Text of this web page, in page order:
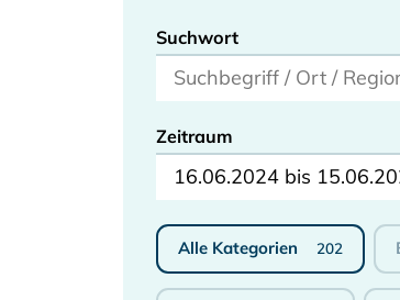
Suchwort
Zeitraum
16.06.2024 bis
Alle Kategorien 202